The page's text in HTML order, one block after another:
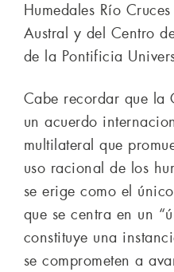
Humedales Río
Austral y del Centro
de la Pontificia
Cabe recordar que la
un acuerdo
multilateral que
uso racional de los
se erige como el
que se centra en un
constituye una
se comprometen a